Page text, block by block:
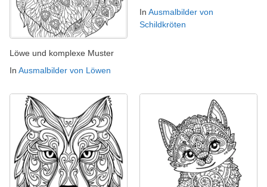
Löwe und komplexe Muster
In Ausmalbilder von Löwen
In Ausmalbilder von
Schildkröten